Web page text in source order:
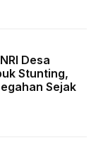
Desa
Stunting,
Sejak